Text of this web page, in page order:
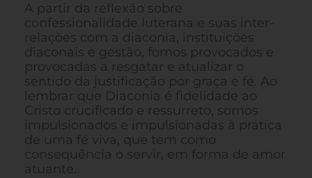
A partir da reflexão sobre
confessionalidade luterana e suas inter-
relações com a diaconia, instituições
diaconais e gestão, fomos provocados e
provocadas a resgatar e atualizar o
sentido da justificação por graça e fé. Ao
lembrar que Diaconia é fidelidade ao
Cristo crucificado e ressurreto, somos
impulsionados e impulsionadas à prática
de uma fé viva, que tem como
consequência o servir, em forma de amor
atuante.